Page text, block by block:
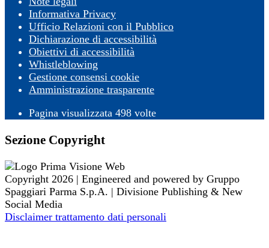
Informativa Privacy
Ufficio Relazioni con il Pubblico
Dichiarazione di accessibilità
Obiettivi di accessibilità
Whistleblowing
Gestione consensi cookie
Amministrazione trasparente
Pagina visualizzata 498 volte
Sezione Copyright
Copyright 2026 | Engineered and powered by Gruppo
Spaggiari Parma S.p.A. | Divisione Publishing & New
Social Media
Disclaimer trattamento dati personali